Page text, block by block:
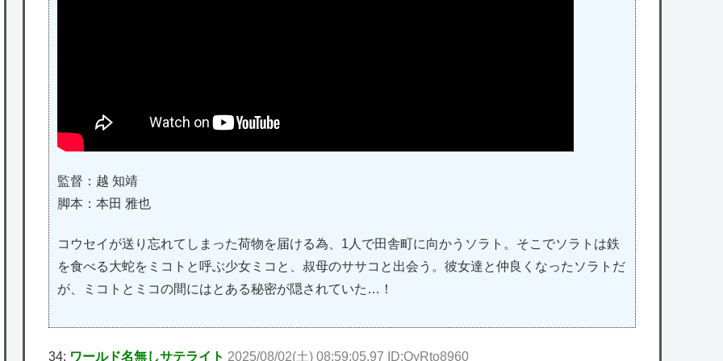
監督：越 知靖
脚本：本田 雅也
コウセイが送り忘れてしまった荷物を届ける為、1人で田舎町に向かうソラト。そこでソラトは鉄
を食べる大蛇をミコトと呼ぶ少女ミコと、叔母のササコと出会う。彼女達と仲良くなったソラトだ
が、ミコトとミコの間にはとある秘密が隠されていた…！
34: ワールド名無しサテライト 2025/08/02(土) 08:59:05.97 ID:QyRto8960